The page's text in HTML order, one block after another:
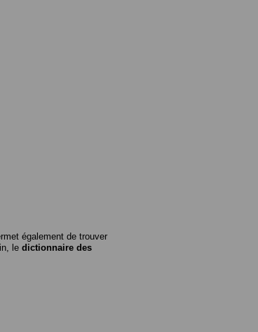
également de trouver
le dictionnaire des